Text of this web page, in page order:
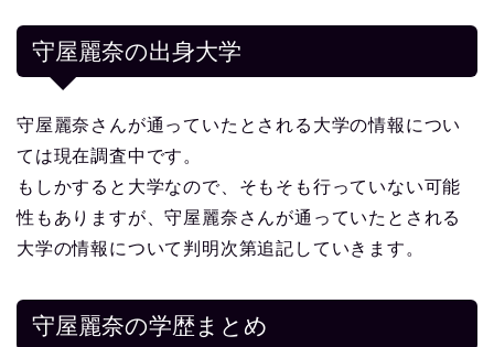
守屋麗奈の出身大学
守屋麗奈さんが通っていたとされる大学の情報につい
ては現在調査中です。
もしかすると大学なので、そもそも行っていない可能
性もありますが、守屋麗奈さんが通っていたとされる
大学の情報について判明次第追記していきます。
守屋麗奈の学歴まとめ